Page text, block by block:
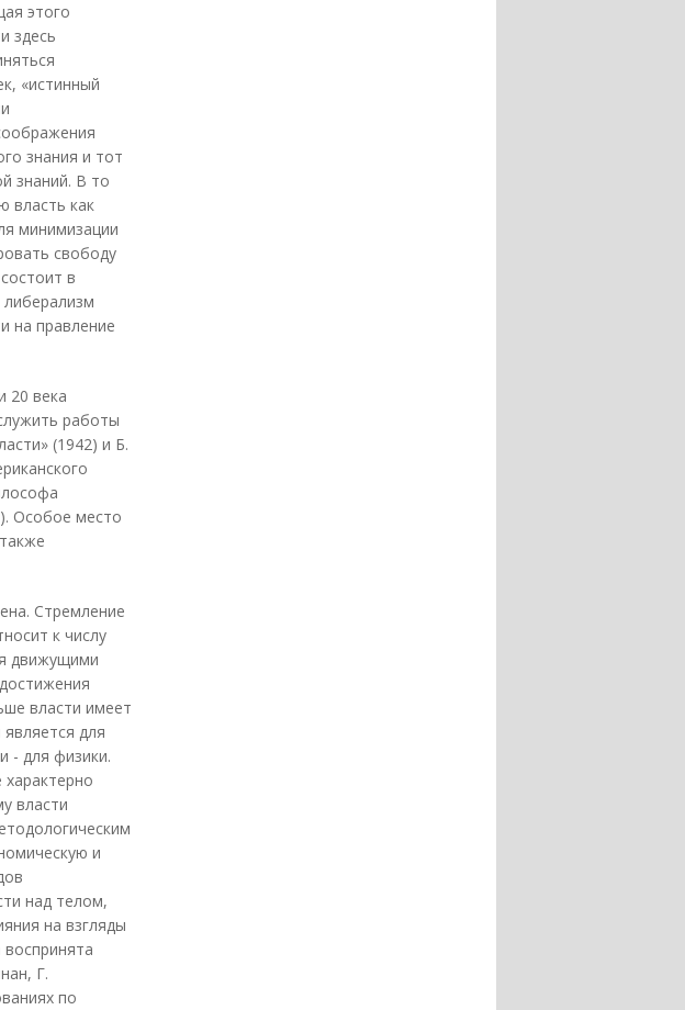
этого
здесь
«истинный
знания и тот
знаний. В то
власть как
минимизации
свободу
в
на правление
20 века
работы
(1942) и Б.
Особое место
Стремление
к числу
движущими
власти имеет
для
- для физики.
власти
и
над телом,
на взгляды
Г.
по